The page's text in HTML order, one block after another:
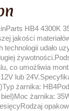
HB4 4300K
jakości
technologii udało
co umożliwia
lub
żarnika:
biel)Moc żarnika: